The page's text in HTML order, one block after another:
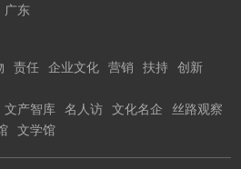
广东
责任 企业文化 营销 扶持
创新
文产智库 名人访 文化名企
丝路观察
文学馆